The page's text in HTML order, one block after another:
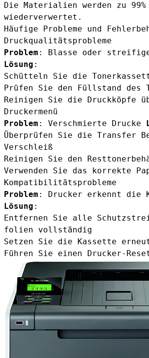
Die Materialien werden zu 99%
wiederverwertet.
Häufige Probleme und
Druckqualitätsprobleme
Problem : Blasse oder streifige
Lösung :
Schütteln Sie die
Prüfen Sie den Füllstand des
Reinigen Sie die Druckköpfe
Druckermenü
Problem : Verschmierte Drucke
Überprüfen Sie die Transfer
Verschleiß
Reinigen Sie den
Verwenden Sie das korrekte
Kompatibilitätsprobleme
Problem : Drucker erkennt die
Lösung :
Entfernen Sie alle
folien vollständig
Setzen Sie die Kassette
Führen Sie einen Drucker-